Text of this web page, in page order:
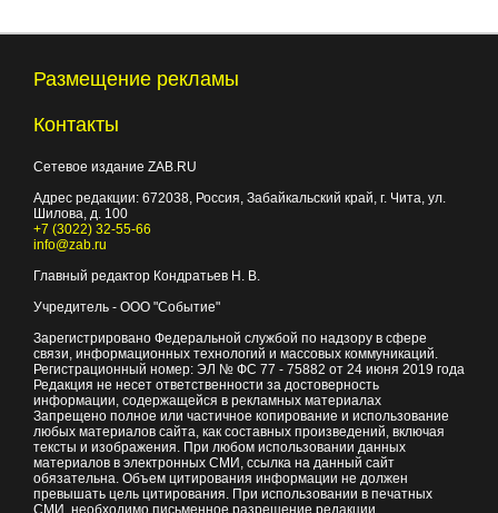
Размещение рекламы
Контакты
Сетевое издание ZAB.RU
Адрес редакции: 672038 , Россия, Забайкальский край, г. Чита ул.
Шилова, д. 100
+7 (3022) 32-55-66
info@zab.ru
Главный редактор Кондратьев Н. В.
Учредитель - ООО "Событие"
Зарегистрировано Федеральной службой по надзору в сфере
связи, информационных технологий и массовых коммуникаций.
Регистрационный номер: ЭЛ № ФС 77 - 75882 от 24 июня 2019 года
Редакция не несет ответственности за достоверность
информации, содержащейся в рекламных материалах
Запрещено полное или частичное копирование и использование
любых материалов сайта, как составных произведений, включая
тексты и изображения. При любом использовании данных
материалов в электронных СМИ, ссылка на данный сайт
обязательна. Объем цитирования информации не должен
превышать цель цитирования. При использовании в печатных
СМИ, необходимо письменное разрешение редакции.